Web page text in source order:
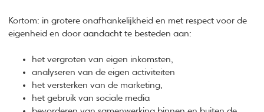
Kortom: in grotere onafhankelijkheid en met respect voor de
eigenheid en door aandacht te besteden aan:
het vergroten van eigen inkomsten,
analyseren van de eigen activiteiten
het versterken van de marketing,
het gebruik van sociale media